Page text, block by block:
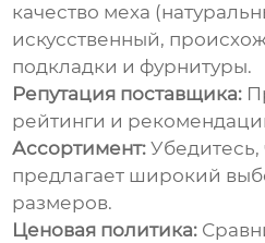
качество меха
искусственный,
подкладки и фурнитуры.
Репутация поставщика:
рейтинги и
Ассортимент: Убедитесь,
предлагает широкий
размеров.
Ценовая политика: